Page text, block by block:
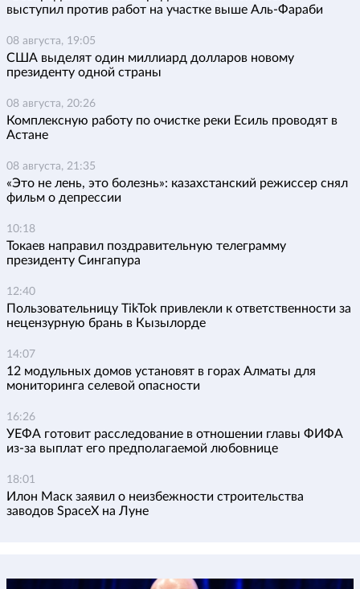
выступил против работ на участке выше Аль-Фараби
08 августа, 19:05
США выделят один миллиард долларов новому
президенту одной страны
08 августа, 20:26
Комплексную работу по очистке реки Есиль проводят в
Астане
08 августа, 21:35
«Это не лень, это болезнь»: казахстанский режиссер снял
фильм о депрессии
10:18
Токаев направил поздравительную телеграмму
президенту Сингапура
12:40
Пользовательницу TikTok привлекли к ответственности за
нецензурную брань в Кызылорде
14:07
12 модульных домов установят в горах Алматы для
мониторинга селевой опасности
16:26
УЕФА готовит расследование в отношении главы ФИФА
из-за выплат его предполагаемой любовнице
18:01
Илон Маск заявил о неизбежности строительства
заводов SpaceX на Луне